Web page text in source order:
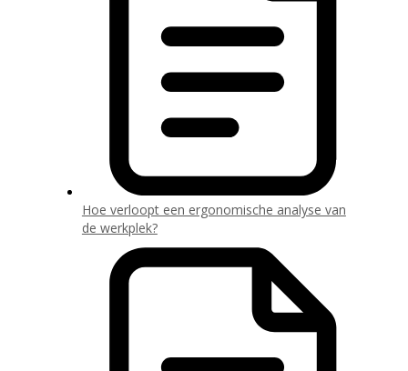
Hoe verloopt een ergonomische analyse van
de werkplek?